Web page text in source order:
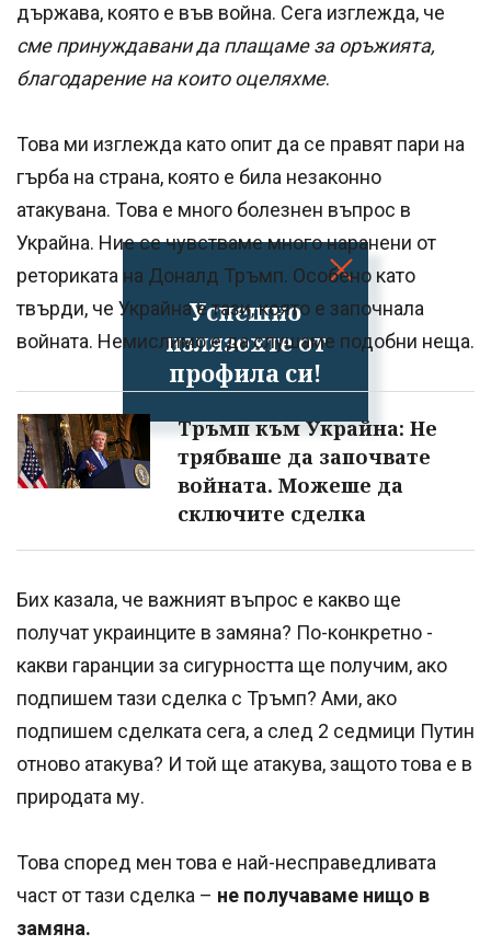
Успешно
излязохте от
профила си!
държава, която е във война. Сега изглежда, че
сме принуждавани да плащаме за оръжията,
благодарение на които оцеляхме.
Това ми изглежда като опит да се правят пари на
гърба на страна, която е била незаконно
атакувана. Това е много болезнен въпрос в
Украйна. Ние се чувстваме много наранени от
реториката на Доналд Тръмп. Особено като
твърди, че Украйна е тази, която е започнала
войната. Немислимо е да слушаме подобни неща.
Тръмп към Украйна: Не
трябваше да започвате
войната. Можеше да
сключите сделка
Бих казала, че важният въпрос е какво ще
получат украинците в замяна? По-конкретно -
какви гаранции за сигурността ще получим, ако
подпишем тази сделка с Тръмп? Ами, ако
подпишем сделката сега, а след 2 седмици Путин
отново атакува? И той ще атакува, защото това е в
природата му.
Това според мен това е най-несправедливата
част от тази сделка – не получаваме нищо в
замяна.